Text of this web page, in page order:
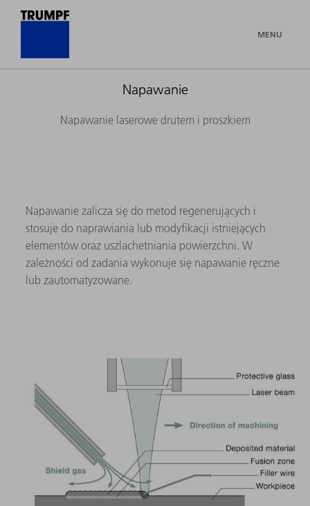
MENU
Napawanie
Napawanie laserowe drutem i proszkiem
Napawanie zalicza się do metod regenerujących i
stosuje do naprawiania lub modyfikacji istniejących
elementów oraz uszlachetniania powierzchni. W
zależności od zadania wykonuje się napawanie ręczne
lub zautomatyzowane.